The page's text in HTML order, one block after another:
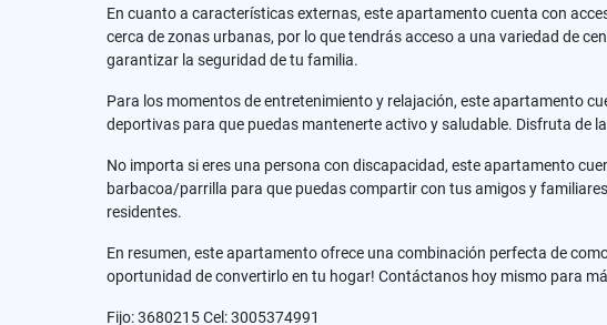
En cuanto a características externas, este apartamento cuenta con
cerca de zonas urbanas, por lo que tendrás acceso a una variedad de
garantizar la seguridad de tu familia.
Para los momentos de entretenimiento y relajación, este apartamento
deportivas para que puedas mantenerte activo y saludable. Disfruta de
No importa si eres una persona con discapacidad, este apartamento
barbacoa/parrilla para que puedas compartir con tus amigos y
residentes.
En resumen, este apartamento ofrece una combinación perfecta de
oportunidad de convertirlo en tu hogar! Contáctanos hoy mismo para
Fijo: 3680215 Cel: 3005374991